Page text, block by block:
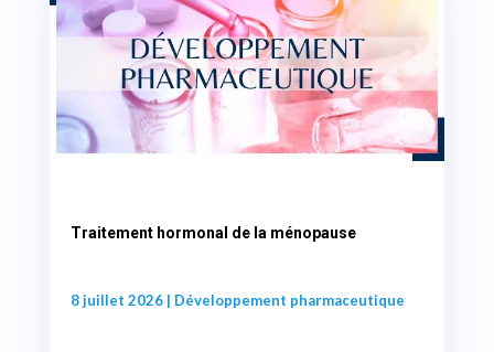
Traitement hormonal de la ménopause
8 juillet 2026| Développement pharmaceutique